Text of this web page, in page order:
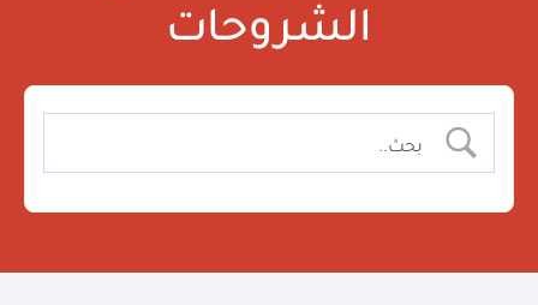
الشروحات